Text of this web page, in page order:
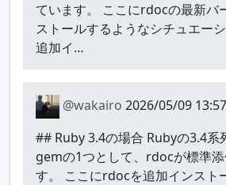
ています。 ここにrdocの最新バ
ストールするようなシチュエー
追加イ…
@wakairo 2026/05/09 13:57
## Ruby 3.4の場合 Rubyの3.4
gemの1つとして、rdocが標準添
す。 ここにrdocを追加インスト